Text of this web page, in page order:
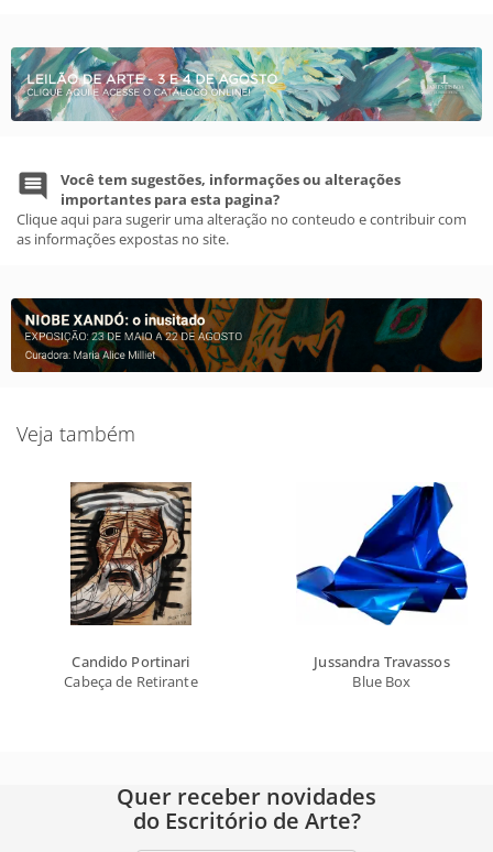
Você tem sugestões, informações ou alterações
importantes para esta pagina?
Clique aqui para sugerir uma alteração no conteudo e contribuir com
as informações expostas no site.
Veja também
Candido Portinari
Cabeça de Retirante
Jussandra Travassos
Blue Box
Quer receber novidades
do Escritório de Arte?